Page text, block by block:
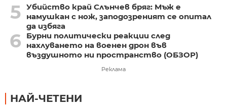
5 Убийство край Слънчев бряг: Мъж е
намушкан с нож, заподозреният се опитал
да избяга
6
Бурни политически реакции след
нахлуването на военен дрон във
въздушното ни пространство (ОБЗОР)
Реклама
НАЙ-ЧЕТЕНИ